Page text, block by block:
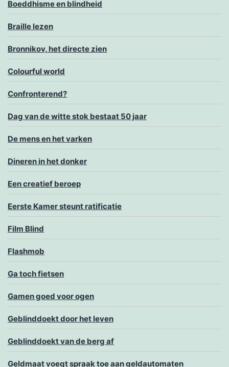
Boeddhisme en blindheid
Braille lezen
Bronnikov, het directe zien
Colourful world
Confronterend?
Dag van de witte stok bestaat 50 jaar
De mens en het varken
Dineren in het donker
Een creatief beroep
Eerste Kamer steunt ratificatie
Film Blind
Flashmob
Ga toch fietsen
Gamen goed voor ogen
Geblinddoekt door het leven
Geblinddoekt van de berg af
Geldmaat voegt spraak toe aan geldautomaten